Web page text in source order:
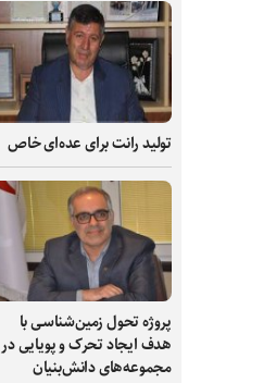
تولید رانت برای عده‌ای خاص
پروژه تحول زمین‌شناسی با
هدف ایجاد تحرک و پویایی در
مجموعه‌های دانش‌بنیان